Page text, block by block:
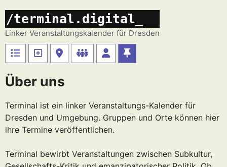
Inhalt
springen
/terminal.digital_
Linker Veranstaltungskalender für Dresden
Über uns
Terminal ist ein linker Veranstaltungs-Kalender für
Dresden und Umgebung. Gruppen und Orte können hier
ihre Termine veröffentlichen.
Terminal bewirbt Veranstaltungen zwischen Subkultur,